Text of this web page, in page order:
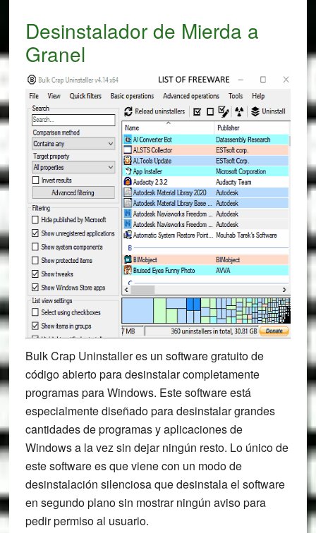
Desinstalador de Mierda a
Granel
Bulk Crap Uninstaller es un software gratuito de
código abierto para desinstalar completamente
programas para Windows. Este software está
especialmente diseñado para desinstalar grandes
cantidades de programas y aplicaciones de
Windows a la vez sin dejar ningún resto. Lo único de
este software es que viene con un modo de
desinstalación silenciosa que desinstala el software
en segundo plano sin mostrar ningún aviso para
pedir permiso al usuario.